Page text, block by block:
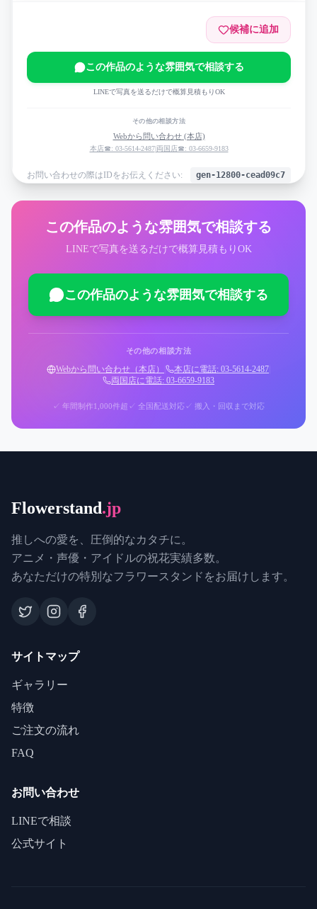
候補に追加
この作品のような雰囲気で相談する
LINEで写真を送るだけで概算見積もりOK
その他の相談方法
Webから問い合わせ (本店)
本店☎: 03-5614-2487|両国店☎: 03-6659-9183
お問い合わせの際はIDをお伝えください: gen-12800-cead09c7
この作品のような雰囲気で相談する
LINEで写真を送るだけで概算見積もりOK
この作品のような雰囲気で相談する
その他の相談方法
Webから問い合わせ（本店） 本店に電話: 03-5614-2487
両国店に電話: 03-6659-9183
✓ 年間制作1,000件超 ✓ 全国配送対応 ✓ 搬入・回収まで対応
Flowerstand.jp
推しへの愛を、圧倒的なカタチに。
アニメ・声優・アイドルの祝花実績多数。
あなただけの特別なフラワースタンドをお届けします。
サイトマップ
ギャラリー
特徴
ご注文の流れ
FAQ
お問い合わせ
LINEで相談
公式サイト